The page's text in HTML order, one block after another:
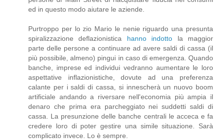
ed in questo modo aiutare le aziende.
Purtroppo per lo zio Mario le nenie riguardo una presunta
spiralizzazione deflazionistica hanno indotto la maggior
parte delle persone a continuare ad avere saldi di cassa (il
più possibile, almeno) pingui in caso di emergenza. Quando
banche, imprese ed individui vedranno aumentare le loro
aspettative inflazionistiche, dovute ad una preferenza
calante per i saldi di cassa, si innescherà un nuovo boom
artificiale andando a riversare nell'economia più ampia il
denaro che prima era parcheggiato nei suddetti saldi di
cassa. La presunzione delle banche centrali le acceca e fa
credere loro di poter gestire una simile situazione. Sarà
complicato invece. Lo è sempre.